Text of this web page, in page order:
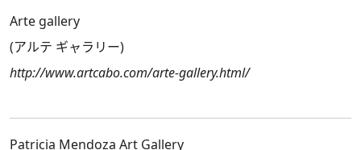
Arte gallery
(アルテ ギャラリー)
http://www.artcabo.com/arte-gallery.html/
Patricia Mendoza Art Gallery